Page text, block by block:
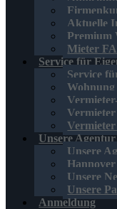
Aktuelle
Premium
Mieter
Service für
Service
Wohnung
Unsere Agentur
Unsere
Unsere
Unsere
Anmeldung